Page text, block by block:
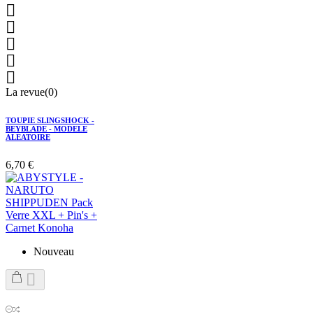





La revue(0)
TOUPIE SLINGSHOCK -
BEYBLADE - MODELE
ALEATOIRE
6,70 €
Nouveau
